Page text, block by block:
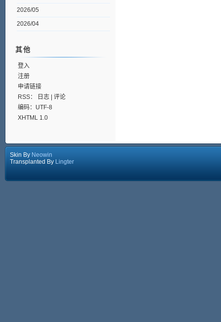
2026/05
2026/04
其他
登入
注册
申请链接
RSS：
日志| 评论
编码：UTF-8
XHTML 1.0
Skin By Neowin
Transplanted By Lingter